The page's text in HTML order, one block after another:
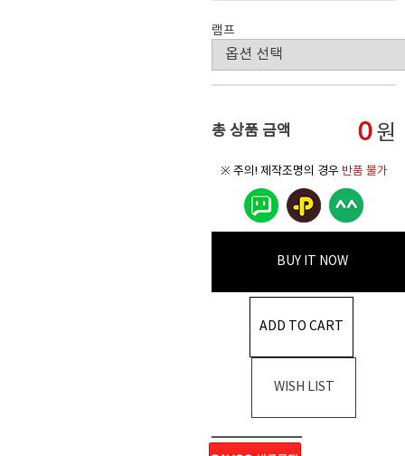
램프
총 상품 금액 0원
※ 주의! 제작조명의 경우 반품 불가
BUY IT NOW
ADD TO CART
WISH LIST